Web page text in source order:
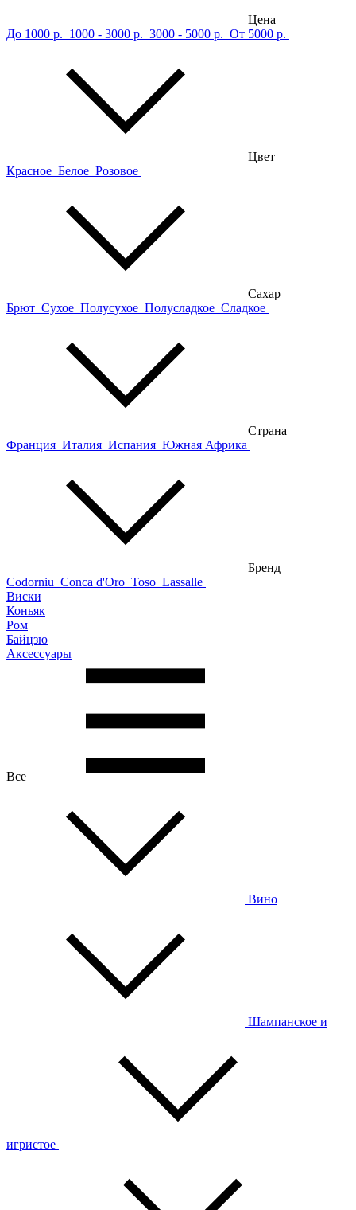
Цена
До 1000 р. 1000 - 3000 р. 3000 - 5000 р. От 5000 р.
Цвет
Красное Белое Розовое
Сахар
Брют Сухое Полусухое Полусладкое Сладкое
Страна
Франция Италия Испания Южная Африка
Бренд
Codorniu Conca d'Oro Toso Lassalle
Виски
Коньяк
Ром
Байцзю
Аксессуары
Все
Вино
Шампанское и
игристое